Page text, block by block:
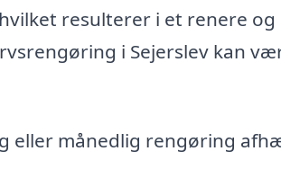
resulterer i et renere og
i Sejerslev kan
eller månedlig rengøring